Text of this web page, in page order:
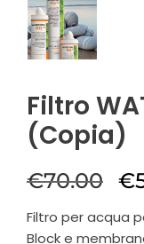
Filtro
(Copia)
€70.00 €
Filtro per acqua
Block e